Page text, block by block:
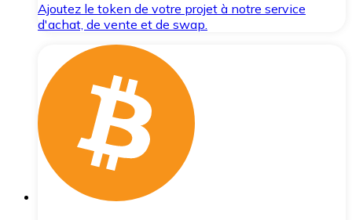
Ajoutez le token de votre projet à notre service
d'achat, de vente et de swap.